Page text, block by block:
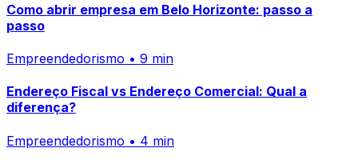
Como abrir empresa em Belo Horizonte: passo a
passo
Empreendedorismo • 9 min
Endereço Fiscal vs Endereço Comercial: Qual a
diferença?
Empreendedorismo • 4 min